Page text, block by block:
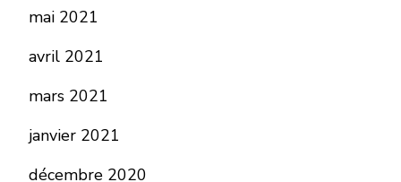
mai 2021
avril 2021
mars 2021
janvier 2021
décembre 2020